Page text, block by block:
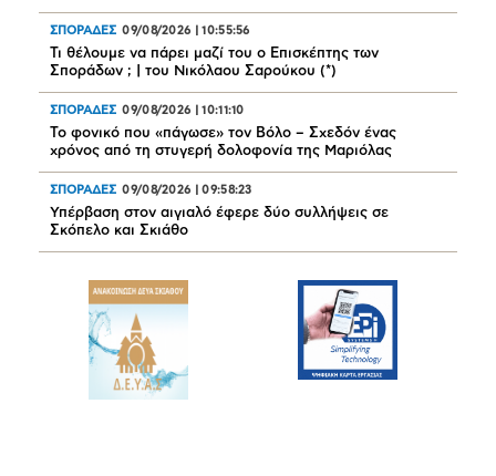
ΣΠΟΡΑΔΕΣ 09/08/2026 10:55:56
Τι θέλουμε να πάρει μαζί του ο Επισκέπτης των
Σποράδων ; | του Νικόλαου Σαρούκου (*)
ΣΠΟΡΑΔΕΣ 09/08/2026 10:11:10
Το φονικό που «πάγωσε» τον Βόλο – Σχεδόν ένας
χρόνος από τη στυγερή δολοφονία της Μαριόλας
ΣΠΟΡΑΔΕΣ 09/08/2026 09:58:23
Υπέρβαση στον αιγιαλό έφερε δύο συλλήψεις σε
Σκόπελο και Σκιάθο